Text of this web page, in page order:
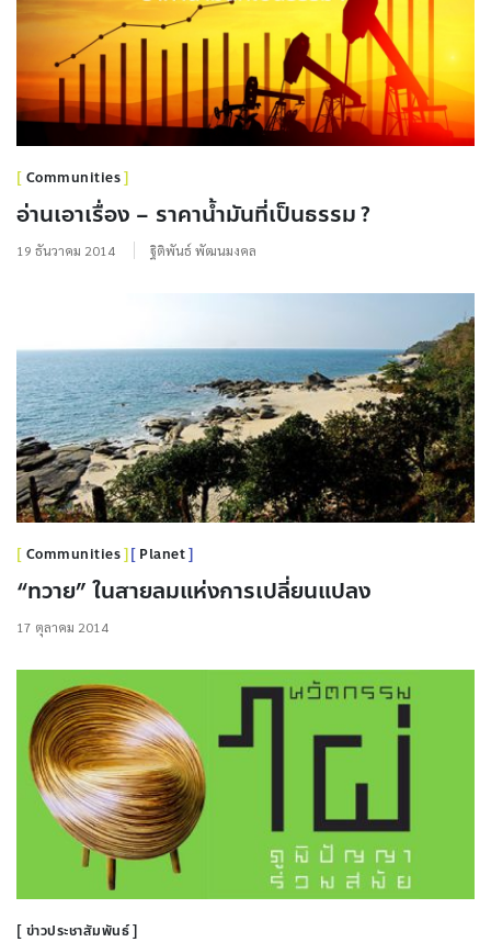
Communities
อ่านเอาเรื่อง – ราคาน้ำมันที่เป็นธรรม ?
19 ธันวาคม 2014 ฐิติพันธ์ พัฒนมงคล
Communities Planet
“ทวาย” ในสายลมแห่งการเปลี่ยนแปลง
17 ตุลาคม 2014
ข่าวประชาสัมพันธ์